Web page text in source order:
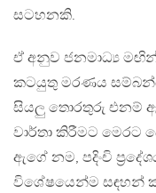
සටහනකි.
ඒ අනුව ජනමාධ්‍ය
කටයුතු මරණය
සියලු තොරතුරු එනම්
වාර්තා කිරීමට
ඇගේ නම, පදිංචි
විශේෂයෙන්ම සඳහන්